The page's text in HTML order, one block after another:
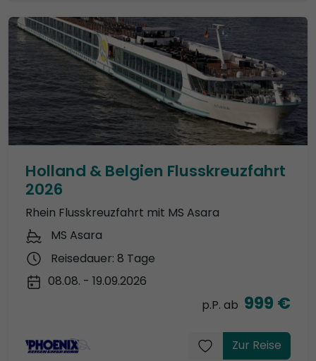
Holland & Belgien Flusskreuzfahrt
2026
Rhein Flusskreuzfahrt mit MS Asara
MS Asara
Reisedauer: 8 Tage
08.08. - 19.09.2026
p.P. ab 999 €
Zur Reise